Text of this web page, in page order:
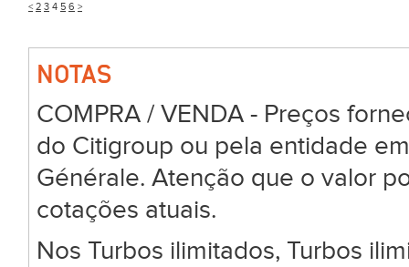
< 2 3 4 5 6 >
NOTAS
COMPRA / VENDA - Preços
do Citigroup ou pela entidade
Générale. Atenção que o valor
cotações atuais.
Nos Turbos ilimitados, Turbos